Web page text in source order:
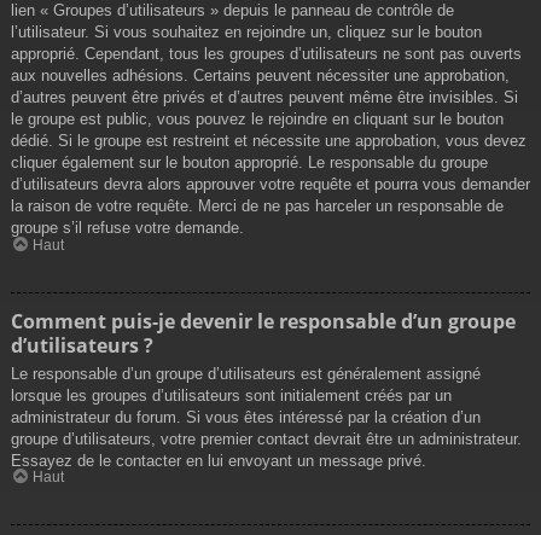
lien « Groupes d’utilisateurs » depuis le panneau de contrôle de
l’utilisateur. Si vous souhaitez en rejoindre un, cliquez sur le bouton
approprié. Cependant, tous les groupes d’utilisateurs ne sont pas ouverts
aux nouvelles adhésions. Certains peuvent nécessiter une approbation,
d’autres peuvent être privés et d’autres peuvent même être invisibles. Si
le groupe est public, vous pouvez le rejoindre en cliquant sur le bouton
dédié. Si le groupe est restreint et nécessite une approbation, vous devez
cliquer également sur le bouton approprié. Le responsable du groupe
d’utilisateurs devra alors approuver votre requête et pourra vous demander
la raison de votre requête. Merci de ne pas harceler un responsable de
groupe s’il refuse votre demande.
Haut
Comment puis-je devenir le responsable d’un groupe
d’utilisateurs ?
Le responsable d’un groupe d’utilisateurs est généralement assigné
lorsque les groupes d’utilisateurs sont initialement créés par un
administrateur du forum. Si vous êtes intéressé par la création d’un
groupe d’utilisateurs, votre premier contact devrait être un administrateur.
Essayez de le contacter en lui envoyant un message privé.
Haut